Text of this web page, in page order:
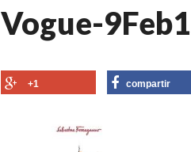
Vogue-
+1 compartir